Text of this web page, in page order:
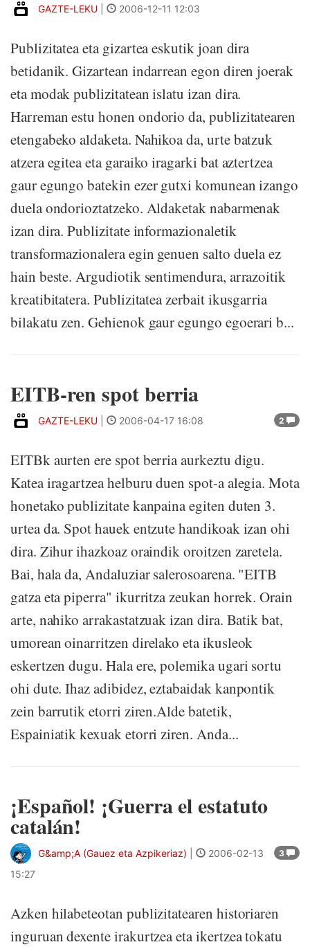
GAZTE-LEKU 2006-12-11 12:03
Publizitatea eta gizartea eskutik joan dira
betidanik. Gizartean indarrean egon diren joerak
eta modak publizitatean islatu izan dira.
Harreman estu honen ondorio da, publizitatearen
etengabeko aldaketa. Nahikoa da, urte batzuk
atzera egitea eta garaiko iragarki bat aztertzea
gaur egungo batekin ezer gutxi komunean izango
duela ondorioztatzeko. Aldaketak nabarmenak
izan dira. Publizitate informazionaletik
transformazionalera egin genuen salto duela ez
hain beste. Argudiotik sentimendura, arrazoitik
kreatibitatera. Publizitatea zerbait ikusgarria
bilakatu zen. Gehienok gaur egungo egoerari b...
EITB-ren spot berria
2
GAZTE-LEKU 2006-04-17 16:08
EITBk aurten ere spot berria aurkeztu digu.
Katea iragartzea helburu duen spot-a alegia. Mota
honetako publizitate kanpaina egiten duten 3.
urtea da. Spot hauek entzute handikoak izan ohi
dira. Zihur ihazkoaz oraindik oroitzen zaretela.
Bai, hala da, Andaluziar salerosoarena. "EITB
gatza eta piperra" ikurritza zeukan horrek. Orain
arte, nahiko arrakastatzuak izan dira. Batik bat,
umorean oinarritzen direlako eta ikusleok
eskertzen dugu. Hala ere, polemika ugari sortu
ohi dute. Ihaz adibidez, eztabaidak kanpontik
zein barrutik etorri ziren.Alde batetik,
Espainiatik kexuak etorri ziren. Anda...
¡Español! ¡Guerra el estatuto
catalán!
3
G&amp;A (Gauez eta Azpikeriaz)
2006-02-13
15:27
Azken hilabeteotan publizitatearen historiaren
inguruan dexente irakurtzea eta ikertzea tokatu